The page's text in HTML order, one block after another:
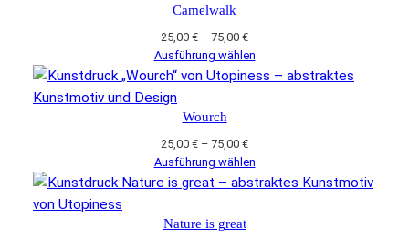
Camelwalk
25,00 € – 75,00 €Preisspanne:
25,00 €
bis
Ausführung wählen
Wourch
25,00 € – 75,00 €Preisspanne:
25,00 €
bis
Ausführung wählen
Nature is great